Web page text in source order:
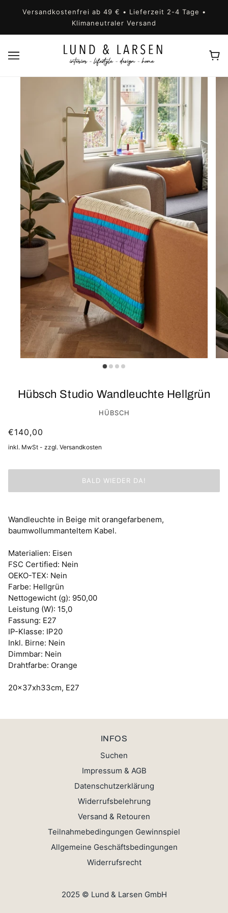
Versandkostenfrei ab 49 € • Lieferzeit 2-4 Tage •
Klimaneutraler Versand
Hübsch Studio Wandleuchte Hellgrün
HÜBSCH
€140,00
inkl. MwSt - zzgl. Versandkosten
BALD WIEDER DA!
Wandleuchte in Beige mit orangefarbenem,
baumwollummanteltem Kabel.
Materialien: Eisen
FSC Certified: Nein
OEKO-TEX: Nein
Farbe: Hellgrün
Nettogewicht (g): 950,00
Leistung (W): 15,0
Fassung: E27
IP-Klasse: IP20
Inkl. Birne: Nein
Dimmbar: Nein
Drahtfarbe: Orange
20x37xh33cm, E27
INFOS
Suchen
Impressum & AGB
Datenschutzerklärung
Widerrufsbelehrung
Versand & Retouren
Teilnahmebedingungen Gewinnspiel
Allgemeine Geschäftsbedingungen
Widerrufsrecht
2025 © Lund & Larsen GmbH